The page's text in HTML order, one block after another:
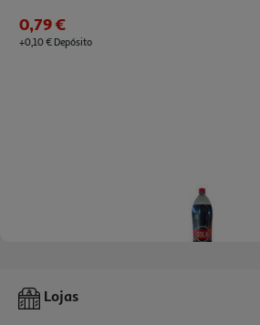
0,79 €
+0,10 € Depósito
Refrigerante C/gás Auchan Cola 2l
Lojas